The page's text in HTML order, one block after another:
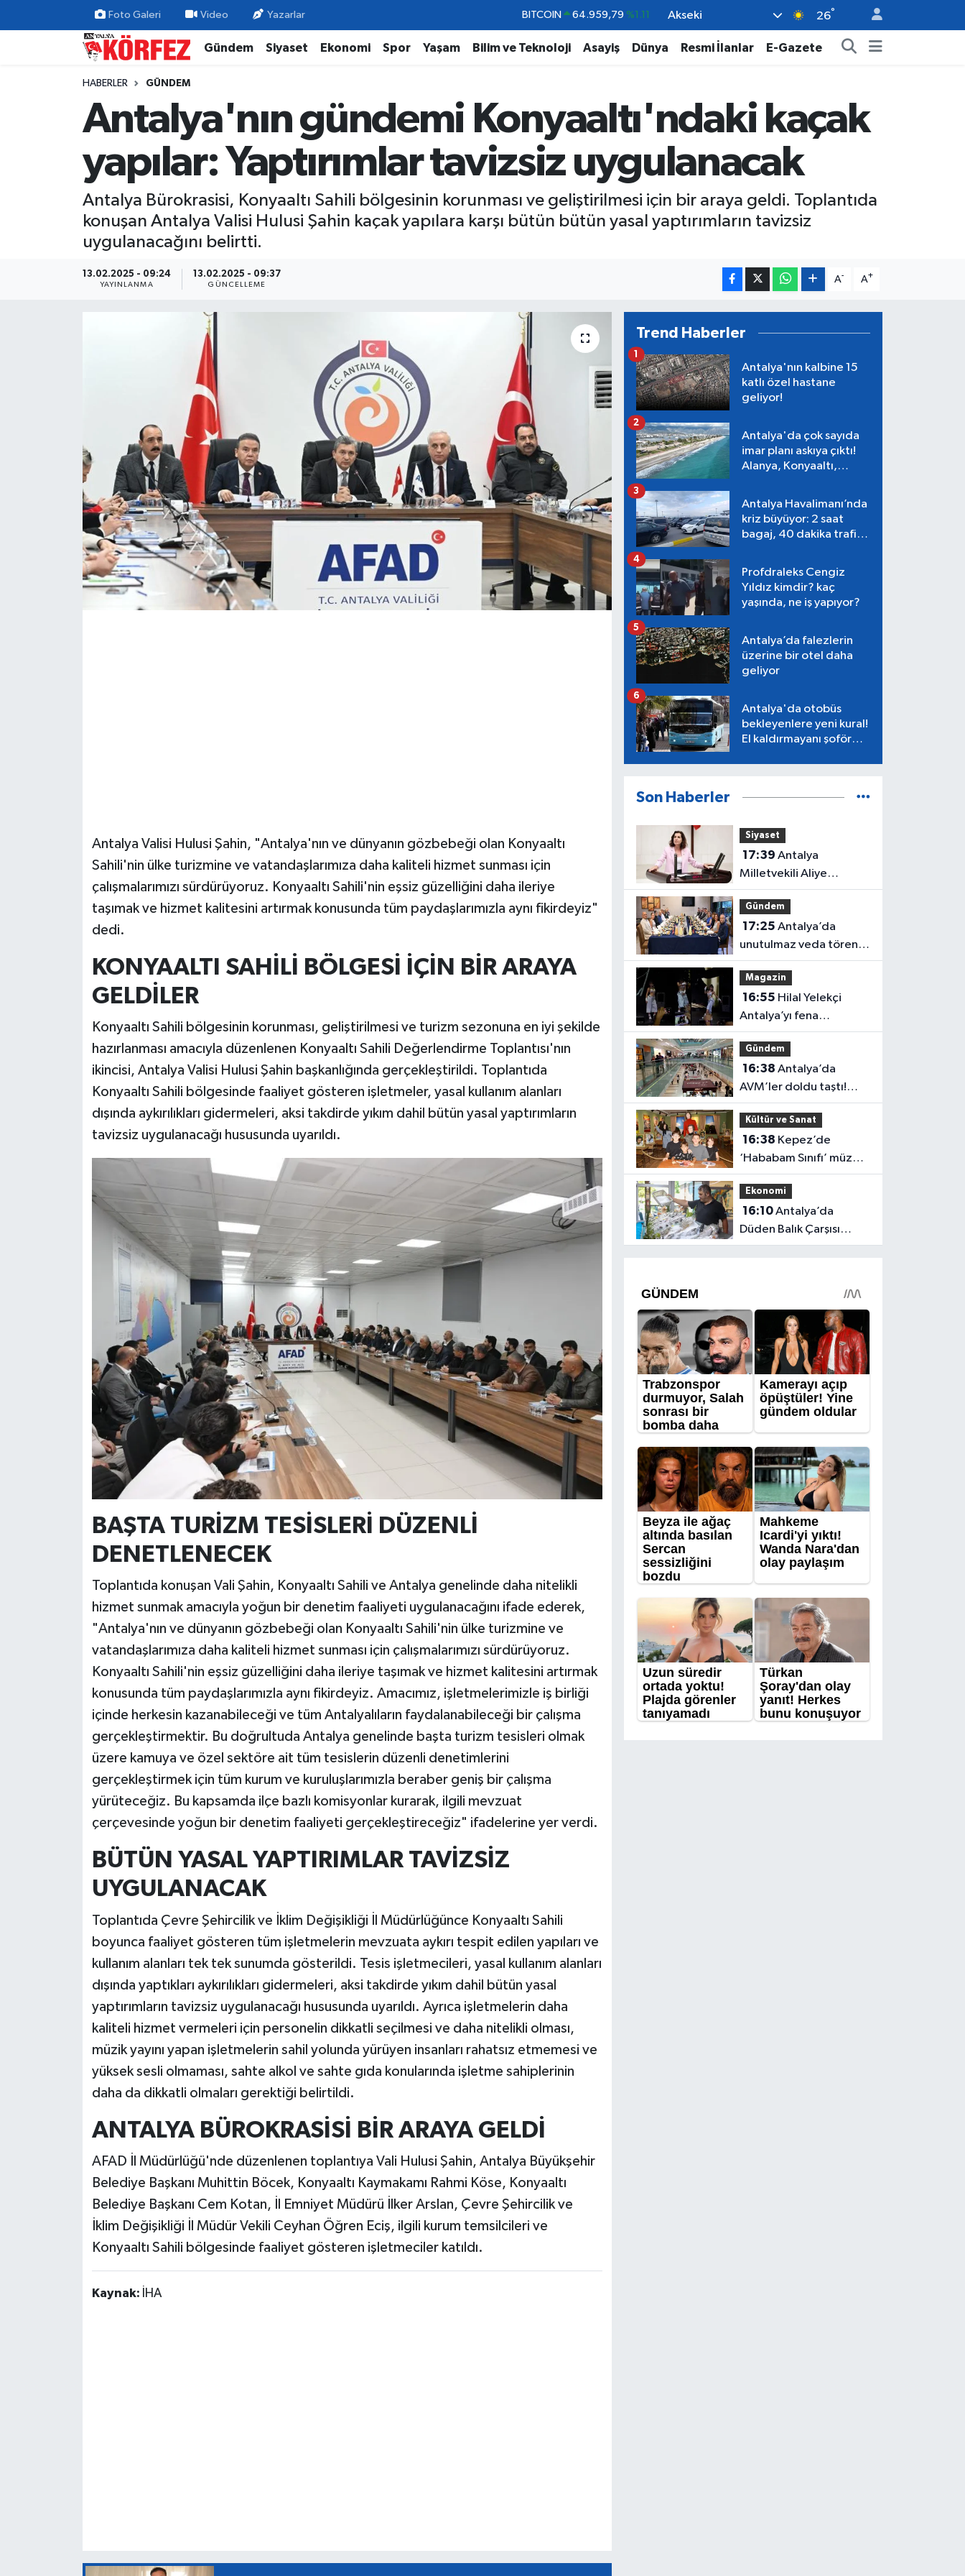
Foto Galeri Video Yazarlar DOLAR 47,7436 %0.18
EURO 55,2510 %0.32
BİST100 13.779 %-14
Akseki 26°
Gündem Siyaset Ekonomi Spor Yaşam Bilim ve Teknoloji Asayiş Dünya Resmi İlanlar E-Gazete
HABERLER GÜNDEM
Antalya'nın gündemi Konyaaltı'ndaki kaçak
yapılar: Yaptırımlar tavizsiz uygulanacak
Antalya Bürokrasisi, Konyaaltı Sahili bölgesinin korunması ve geliştirilmesi için bir araya geldi. Toplantıda
konuşan Antalya Valisi Hulusi Şahin kaçak yapılara karşı bütün bütün yasal yaptırımların tavizsiz
uygulanacağını belirtti.
13.02.2025 - 09:24
YAYINLANMA
13.02.2025 - 09:37
GÜNCELLEME
A- A+
Antalya Valisi Hulusi Şahin, "Antalya'nın ve dünyanın gözbebeği olan Konyaaltı
Sahili'nin ülke turizmine ve vatandaşlarımıza daha kaliteli hizmet sunması için
çalışmalarımızı sürdürüyoruz. Konyaaltı Sahili'nin eşsiz güzelliğini daha ileriye
taşımak ve hizmet kalitesini artırmak konusunda tüm paydaşlarımızla aynı fikirdeyiz"
dedi.
KONYAALTI SAHİLİ BÖLGESİ İÇİN BİR ARAYA
GELDİLER
Konyaaltı Sahili bölgesinin korunması, geliştirilmesi ve turizm sezonuna en iyi şekilde
hazırlanması amacıyla düzenlenen Konyaaltı Sahili Değerlendirme Toplantısı'nın
ikincisi, Antalya Valisi Hulusi Şahin başkanlığında gerçekleştirildi. Toplantıda
Konyaaltı Sahili bölgesinde faaliyet gösteren işletmeler, yasal kullanım alanları
dışında aykırılıkları gidermeleri, aksi takdirde yıkım dahil bütün yasal yaptırımların
tavizsiz uygulanacağı hususunda uyarıldı.
BAŞTA TURİZM TESİSLERİ DÜZENLİ
DENETLENECEK
Toplantıda konuşan Vali Şahin, Konyaaltı Sahili ve Antalya genelinde daha nitelikli
hizmet sunmak amacıyla yoğun bir denetim faaliyeti uygulanacağını ifade ederek,
"Antalya'nın ve dünyanın gözbebeği olan Konyaaltı Sahili'nin ülke turizmine ve
vatandaşlarımıza daha kaliteli hizmet sunması için çalışmalarımızı sürdürüyoruz.
Konyaaltı Sahili'nin eşsiz güzelliğini daha ileriye taşımak ve hizmet kalitesini artırmak
konusunda tüm paydaşlarımızla aynı fikirdeyiz. Amacımız, işletmelerimizle iş birliği
içinde herkesin kazanabileceği ve tüm Antalyalıların faydalanabileceği bir çalışma
gerçekleştirmektir. Bu doğrultuda Antalya genelinde başta turizm tesisleri olmak
üzere kamuya ve özel sektöre ait tüm tesislerin düzenli denetimlerini
gerçekleştirmek için tüm kurum ve kuruluşlarımızla beraber geniş bir çalışma
yürüteceğiz. Bu kapsamda ilçe bazlı komisyonlar kurarak, ilgili mevzuat
çerçevesinde yoğun bir denetim faaliyeti gerçekleştireceğiz" ifadelerine yer verdi.
BÜTÜN YASAL YAPTIRIMLAR TAVİZSİZ
UYGULANACAK
Toplantıda Çevre Şehircilik ve İklim Değişikliği İl Müdürlüğünce Konyaaltı Sahili
boyunca faaliyet gösteren tüm işletmelerin mevzuata aykırı tespit edilen yapıları ve
kullanım alanları tek tek sunumda gösterildi. Tesis işletmecileri, yasal kullanım alanları
dışında yaptıkları aykırılıkları gidermeleri, aksi takdirde yıkım dahil bütün yasal
yaptırımların tavizsiz uygulanacağı hususunda uyarıldı. Ayrıca işletmelerin daha
kaliteli hizmet vermeleri için personelin dikkatli seçilmesi ve daha nitelikli olması,
müzik yayını yapan işletmelerin sahil yolunda yürüyen insanları rahatsız etmemesi ve
yüksek sesli olmaması, sahte alkol ve sahte gıda konularında işletme sahiplerinin
daha da dikkatli olmaları gerektiği belirtildi.
ANTALYA BÜROKRASİSİ BİR ARAYA GELDİ
AFAD İl Müdürlüğü'nde düzenlenen toplantıya Vali Hulusi Şahin, Antalya Büyükşehir
Belediye Başkanı Muhittin Böcek, Konyaaltı Kaymakamı Rahmi Köse, Konyaaltı
Belediye Başkanı Cem Kotan, İl Emniyet Müdürü İlker Arslan, Çevre Şehircilik ve
İklim Değişikliği İl Müdür Vekili Ceyhan Öğren Eciş, ilgili kurum temsilcileri ve
Konyaaltı Sahili bölgesinde faaliyet gösteren işletmeciler katıldı.
Kaynak: İHA
Trend Haberler
Antalya'nın kalbine 15
katlı özel hastane
geliyor!
1
Antalya'da çok sayıda
imar planı askıya çıktı!
Alanya, Konyaaltı,
2
Antalya Havalimanı’nda
kriz büyüyor: 2 saat
bagaj, 40 dakika trafik,
3
Profdraleks Cengiz
Yıldız kimdir? kaç
yaşında, ne iş yapıyor?
4
Antalya’da falezlerin
üzerine bir otel daha
geliyor
5
Antalya'da otobüs
bekleyenlere yeni kural!
El kaldırmayanı şoför
6
Son Haberler
Siyaset
17:39
Milletvekili Aliye
Coşar'dan Çocuk Yasası
tepkisi
Gündem
17:25
unutulmaz veda töreni!
Protokol buluştu
Magazin
16:55
Antalya’yı fena
“Hileledi”! O anlar
gündem oldu
Gündem
16:38
AVM’ler doldu taştı!
vatandaşların geliş
nedeni farklı çıktı
Kültür ve Sanat
16:38
‘Hababam Sınıfı’ müzesi
boş kalmıyor: Ayda 7 bin
ziyaretçi
Ekonomi
16:10Antalya’da
Düden Balık Çarşısı
balıkseverlerin uğrak
Gündem
Yerel Yönetim
Ekonomi
Kültür ve Sanat
Sivil Toplum
Nöbetçi Eczaneler
Trafik Durumu
Süper Lig Puan Durumu ve Fikstür
Tüm Manşetler
Son Dakika Haberleri
Haber Arşivi